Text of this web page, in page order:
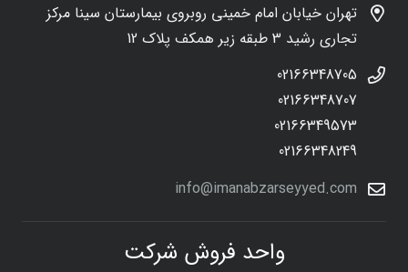
تهران خیابان امام خمینی روبروی بیمارستان سینا مرکز
تجاری رشید 3 طبقه زیر همکف پلاک 12
02166348705
02166348707
02166349573
02166348249
info@imanabzarseyyed.com
واحد فروش شرکت